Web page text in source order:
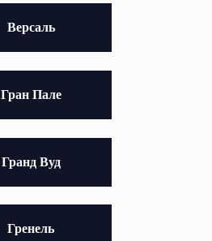
Версаль
Гран Пале
Гранд Вуд
Гренель